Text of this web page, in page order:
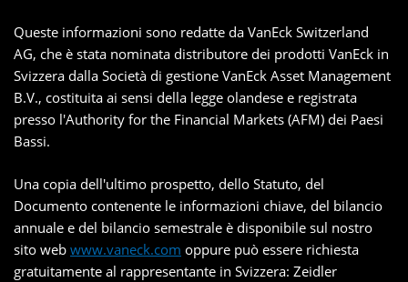
Queste informazioni sono redatte da VanEck Switzerland
AG, che è stata nominata distributore dei prodotti VanEck in
Svizzera dalla Società di gestione VanEck Asset Management
B.V., costituita ai sensi della legge olandese e registrata
presso l'Authority for the Financial Markets (AFM) dei Paesi
Bassi.
Una copia dell'ultimo prospetto, dello Statuto, del
Documento contenente le informazioni chiave, del bilancio
annuale e del bilancio semestrale è disponibile sul nostro
sito web www.vaneck.com oppure può essere richiesta
gratuitamente al rappresentante in Svizzera: Zeidler